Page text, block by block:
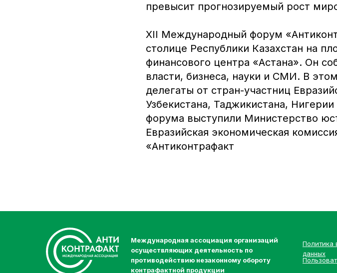
превысит прогнозируемый рост
XII Международный форум
столице Республики Казахстан на
финансового центра «Астана». Он
власти, бизнеса, науки и СМИ. В
делегаты от стран-участниц
Узбекистана, Таджикистана,
форума выступили Министерство
Евразийская экономическая
«Антиконтрафакт
Международная ассоциация организаций
осуществляющих деятельность по
противодействию незаконному обороту
контрафактной продукции
Политика
данных